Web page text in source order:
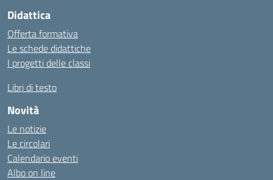
Didattica
Offerta formativa
Le schede didattiche
I progetti delle classi
Libri di testo
Novità
Le notizie
Le circolari
Calendario eventi
Albo on line